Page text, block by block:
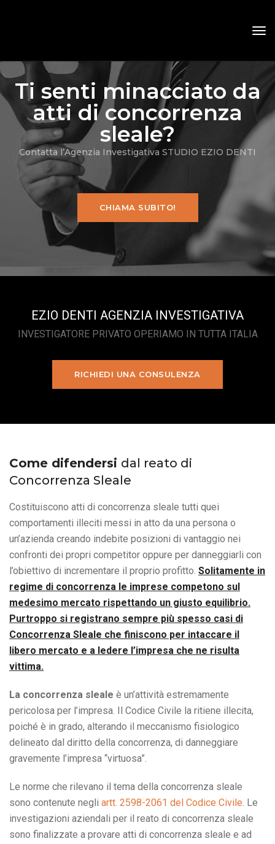
Ti senti minacciato da
atti di concorrenza
sleale?
Contatta l’Agenzia Investigativa STUDIO EZIO DENTI
CHIAMA SUBITO!
EZIO DENTI AGENZIA INVESTIGATIVA
INVESTIGATORE PRIVATO OPERIAMO IN TUTTA ITALIA
RICHIEDI UNA CONSULENZA
Come difendersi dal reato di
Concorrenza Sleale
Costituiscono atti di concorrenza sleale tutti quei
comportamenti illeciti messi in atto da una persona o
un’azienda creando indebite posizioni di vantaggio nei
confronti dei propri competitor oppure per danneggiarli con
l’obiettivo di incrementare il proprio profitto. Solitamente in
regime di concorrenza le imprese competono sul
medesimo mercato rispettando un giusto equilibrio.
Purtroppo si registrano sempre più spesso casi di
Concorrenza Sleale che finiscono per intaccare il
libero mercato e a ledere l’impresa che ne risulta
vittima.
La concorrenza sleale è un’attività estremamente
pericolosa per l’impresa. Il Codice Civile la ritiene illecita,
poiché è in grado, alterando il meccanismo fisiologico
delineato dal diritto della concorrenza, di danneggiare
gravemente l’impresa “virtuosa”.
Le norme che rilevano il tema della concorrenza sleale
sono contenute negli artt. 2598-2061 del Codice Civile. Le
investigazioni aziendali per il reato di concorrenza sleale
sono finalizzate a provare atti di concorrenza sleale e ad